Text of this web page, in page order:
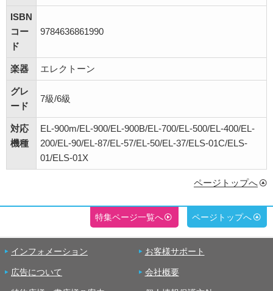
ISBN
コー
ド
9784636861990
楽器 エレクトーン
グレ
ード
7級/6級
対応
機種
EL-900m/EL-900/EL-900B/EL-700/EL-500/EL-400/EL-
200/EL-90/EL-87/EL-57/EL-50/EL-37/ELS-01C/ELS-
01/ELS-01X
ページトップへ
特集ページ一覧へ ページトップへ
インフォメーション お客様サポート
広告について 会社概要